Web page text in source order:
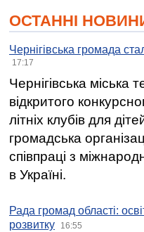
ОСТАННІ
Чернігівська громада
17:17
Чернігівська
відкритого
літніх клубів для
громадська
співпраці з
в Україні.
Рада громад області:
розвитку
16:55